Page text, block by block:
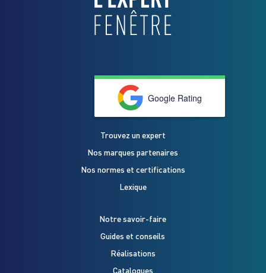
Google Rating
Trouvez un expert
Nos marques partenaires
Nos normes et certifications
Lexique
Notre savoir-faire
Guides et conseils
Réalisations
Catalogues